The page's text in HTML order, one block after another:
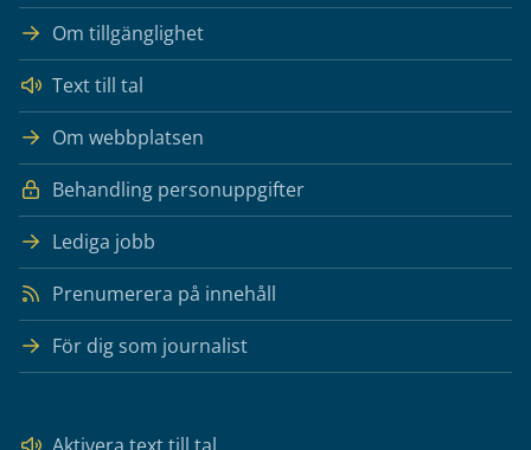
Om tillgänglighet
Text till tal
Om webbplatsen
Behandling personuppgifter
Lediga jobb
Prenumerera på innehåll
För dig som journalist